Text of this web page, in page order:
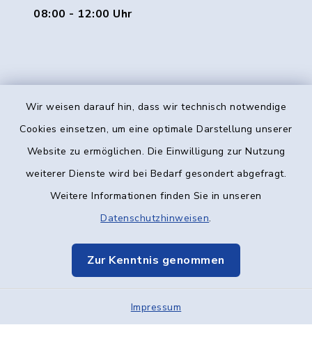
Wir weisen darauf hin, dass wir technisch notwendige
Cookies einsetzen, um eine optimale Darstellung unserer
Website zu ermöglichen. Die Einwilligung zur Nutzung
weiterer Dienste wird bei Bedarf gesondert abgefragt.
Weitere Informationen finden Sie in unseren
Datenschutzhinweisen.
Zur Kenntnis genommen
Impressum
08:00 - 12:00 Uhr
Kontakt
Datenschutz
Elektronische Kommunikation
Sitemap